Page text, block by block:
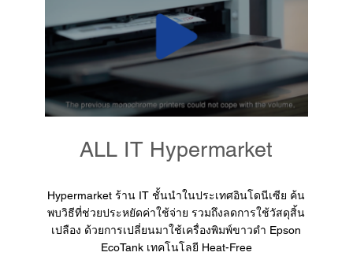
ALL IT Hypermarket
Hypermarket ร้าน IT ชั้นนำในประเทศอินโดนีเซีย ค้น
พบวิธีที่ช่วยประหยัดค่าใช้จ่าย รวมถึงลดการใช้วัสดุสิ้น
เปลือง ด้วยการเปลี่ยนมาใช้เครื่องพิมพ์ขาวดำ Epson
EcoTank เทคโนโลยี Heat-Free